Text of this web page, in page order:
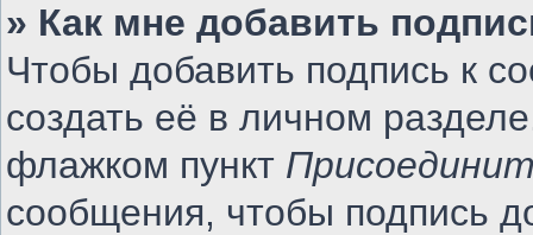
» Как мне добавить
Чтобы добавить подпись к
создать её в личном
флажком пункт
сообщения, чтобы подпись